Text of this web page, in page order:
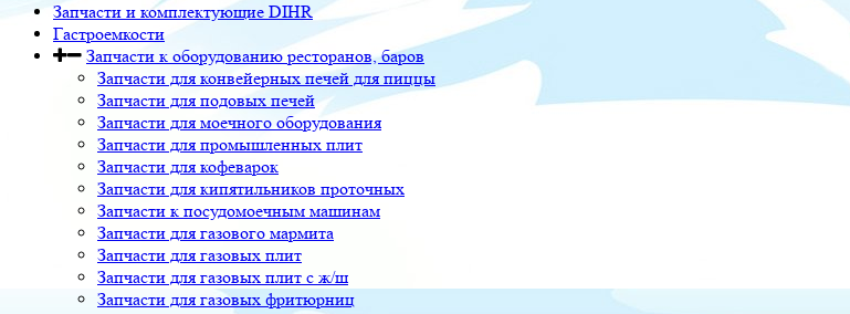
Запчасти и комплектующие DIHR
Гастроемкости
Запчасти к оборудованию ресторанов, баров
Запчасти для конвейерных печей для пиццы
Запчасти для подовых печей
Запчасти для моечного оборудования
Запчасти для промышленных плит
Запчасти для кофеварок
Запчасти для кипятильников проточных
Запчасти к посудомоечным машинам
Запчасти для газового мармита
Запчасти для газовых плит
Запчасти для газовых плит с ж/ш
Запчасти для газовых фритюрниц